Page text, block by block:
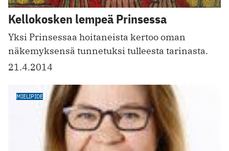
Kellokosken lempeä Prinsessa
Yksi Prinsessaa hoitaneista kertoo oman
näkemyksensä tunnetuksi tulleesta tarinasta.
21.4.2014
MIELIPIDE